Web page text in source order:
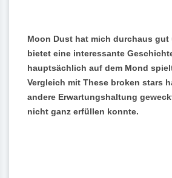
Moon Dust hat mich durchaus
bietet eine interessante
hauptsächlich auf dem Mond
Vergleich mit These broken stars
andere Erwartungshaltung
nicht ganz erfüllen konnte.